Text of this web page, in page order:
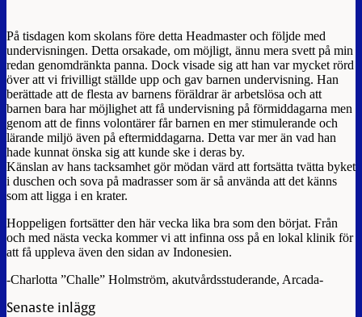
På tisdagen kom skolans före detta Headmaster och följde med
undervisningen. Detta orsakade, om möjligt, ännu mera svett på min
redan genomdränkta panna. Dock visade sig att han var mycket rörd
över att vi frivilligt ställde upp och gav barnen undervisning. Han
berättade att de flesta av barnens föräldrar är arbetslösa och att
barnen bara har möjlighet att få undervisning på förmiddagarna men
genom att de finns volontärer får barnen en mer stimulerande och
lärande miljö även på eftermiddagarna. Detta var mer än vad han
hade kunnat önska sig att kunde ske i deras by.
Känslan av hans tacksamhet gör mödan värd att fortsätta tvätta byket
i duschen och sova på madrasser som är så använda att det känns
som att ligga i en krater.
Hoppeligen fortsätter den här vecka lika bra som den börjat. Från
och med nästa vecka kommer vi att infinna oss på en lokal klinik för
att få uppleva även den sidan av Indonesien.
-Charlotta ”Challe” Holmström, akutvårdsstuderande, Arcada-
Senaste inlägg